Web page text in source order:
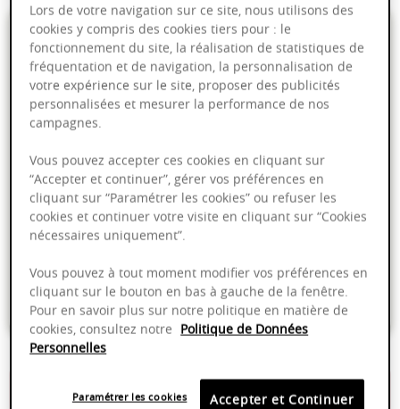
14,95 €
75cl- soit19,93 € / L
PRODUIT INDISPONIBLE
Livraison offerte dans nos points de vente
Emballage anti-casse
Paiement sécurisé
13,00%
Lors de votre navigation sur ce site, nous utilisons des
cookies y compris des cookies tiers pour : le
fonctionnement du site, la réalisation de statistiques de
fréquentation et de navigation, la personnalisation de
votre expérience sur le site, proposer des publicités
personnalisées et mesurer la performance de nos
campagnes.
Vous pouvez accepter ces cookies en cliquant sur
“Accepter et continuer”, gérer vos préférences en
cliquant sur “Paramétrer les cookies” ou refuser les
cookies et continuer votre visite en cliquant sur “Cookies
nécessaires uniquement”.
Vous pouvez à tout moment modifier vos préférences en
cliquant sur le bouton en bas à gauche de la fenêtre.
Pour en savoir plus sur notre politique en matière de
cookies, consultez notre Politique de Données
Personnelles
Accepter et Continuer
Paramétrer les cookies